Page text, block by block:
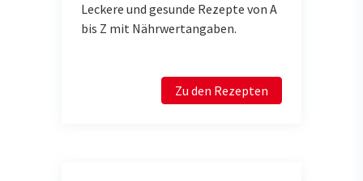
Leckere und gesunde Rezepte von A
bis Z mit Nährwertangaben.
Zu den Rezepten